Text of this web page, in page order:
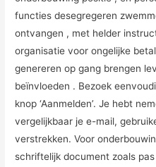
functies desegregeren
ontvangen , met helder
organisatie voor ongelijke
genereren op gang brengen
beïnvloeden . Bezoek
knop ‘Aanmelden’. Je hebt
vergelijkbaar je e-mail,
verstrekken. Voor
schriftelijk document zoals